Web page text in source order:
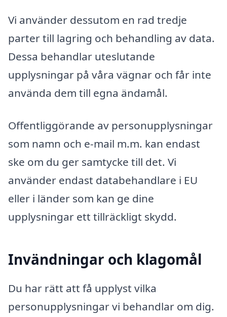
Vi använder dessutom en rad tredje
parter till lagring och behandling av data.
Dessa behandlar uteslutande
upplysningar på våra vägnar och får inte
använda dem till egna ändamål.
Offentliggörande av personupplysningar
som namn och e-mail m.m. kan endast
ske om du ger samtycke till det. Vi
använder endast databehandlare i EU
eller i länder som kan ge dine
upplysningar ett tillräckligt skydd.
Invändningar och klagomål
Du har rätt att få upplyst vilka
personupplysningar vi behandlar om dig.